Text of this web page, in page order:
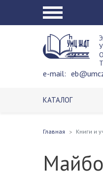
e-mail:
КАТАЛОГ
Главная Книги и